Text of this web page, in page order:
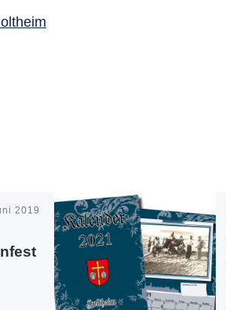
2019